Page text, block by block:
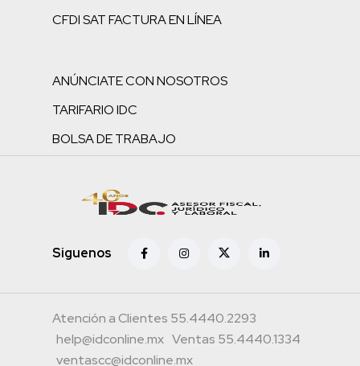
CFDI SAT FACTURA EN LÍNEA
ANÚNCIATE CON NOSOTROS
TARIFARIO IDC
BOLSA DE TRABAJO
Siguenos
Atención a Clientes 55.4440.2293
help@idconline.mx Ventas 55.4440.1334
ventascc@idconline.mx